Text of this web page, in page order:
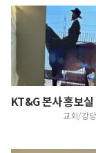
교회/강당